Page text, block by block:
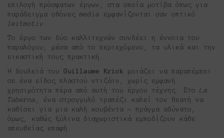
επιλογή πρόσφατων έργων, στα οποία μοτίβα όπως για
παράδειγμα οθόνες media εμφανίζονται σαν οπτικό
leitmotiv
Το έργο των δύο καλλιτεχνών συνδέει η έννοια του
παραλόγου, μέσα από το περιεχόμενο, τα υλικά και την
εικαστική τους πρακτική.
Η δουλειά του Guillaume Krick μοιάζει να παραπέμπει
σε ένα είδος πλαστού ντιζάιν, χωρίς εμφανή
χρησιμότητα πέρα από αυτή του έργου τέχνης. Στο La
Taberna , ένα στρογγυλό τραπέζι καλεί τον θεατή να
καθίσει για μια καλή κουβέντα — πράγμα αδύνατο,
όμως, καθώς ξύλινα διαχωριστικά εμποδίζουν κάθε
απευθείας επαφή.